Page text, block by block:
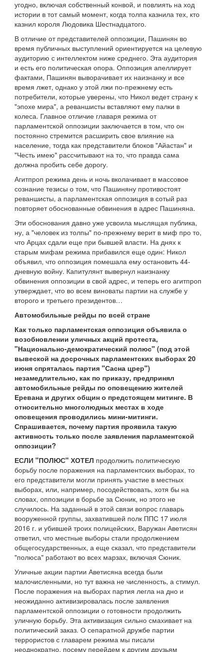
угодно, включая собственный конвой, и повлиять на ход
истории в тот самый момент, когда толпа казнила тех, кто
казнил короля Людовика Шестнадцатого.
В отличие от представителей оппозиции, Пашинян во
время публичных выступлений ориентируется на целевую
аудиторию с интеллектом ниже среднего. Эта аудитория
и есть его политическая опора. Оппозиция апеллирует
фактами, Пашинян выворачивает их наизнанку и все
время лжет, однако у этой лжи по-прежнему есть
потребители, которые уверены, что Никол ведет страну к
"эпохе мира", а реваншисты вставляют ему палки в
колеса. Главное отличие главаря режима от
парламентской оппозиции заключается в том, что он
постоянно стремится расширить свое влияние на
население, тогда как представители блоков "Айастан" и
"Честь имею" рассчитывают на то, что правда сама
должна пробить себе дорогу.
Агитпроп режима день и ночь вколачивает в массовое
сознание тезисы о том, что Пашиняну противостоят
реваншисты, а парламентская оппозиция в сотый раз
повторяет обоснованные обвинения в адрес Пашиняна.
Эти обоснования давно уже усвоила мыслящая публика,
ну, а "человек из толпы" по-прежнему верит в миф про то,
что Арцах сдали еще при бывшей власти. На днях к
старым мифам режима прибавился еще один: Никол
объявил, что оппозиция помешала ему остановить 44-
дневную войну. Капитулянт вывернул наизнанку
обвинения оппозиции в свой адрес, и теперь его агитпроп
утверждает, что во всем виноваты партии на службе у
второго и третьего президентов…
Автомобильные рейды по всей стране
Как только парламентская оппозиция объявила о
возобновлении уличных акций протеста,
"Национально-демократический полюс" (под этой
вывеской на досрочных парламентских выборах 20
июня спряталась партия "Сасна црер")
незамедлительно, как по приказу, предпринял
автомобильные рейды по оповещению жителей
Еревана и других общин о предстоящем митинге. В
относительно многолюдных местах в ходе
оповещения проводились мини-митинги.
Спрашивается, почему партия проявила такую
активность только после заявления парламентской
оппозиции?
ЕСЛИ "ПОЛЮС" ХОТЕЛ продолжить политическую
борьбу после поражения на парламентских выборах, то
его представители могли принять участие в местных
выборах, или, например, посодействовать, хотя бы на
словах, оппозиции в борьбе за Сюник, но этого не
случилось. На заданный в этой связи вопрос главарь
вооруженной группы, захватившей полк ППС 17 июля
2016 г. и убившей троих полицейских, Варужан Аветисян
ответил, что местные выборы стали продолжением
общегосударственных, а еще сказал, что представители
"полюса" работают во всех марзах, включая Сюник.
Уличные акции партии Аветисяна всегда были
малочисленными, но тут важна не численность, а стимул.
После поражения на выборах партия легла на дно и
неожиданно активизировалась после заявления
парламентской оппозиции о готовности продолжить
уличную борьбу. Эта активизация сильно смахивает на
политический заказ. О сепаратной дружбе партии
террористов с главарем режима мы писали
неоднократно, посему перейдем к другим друзьям